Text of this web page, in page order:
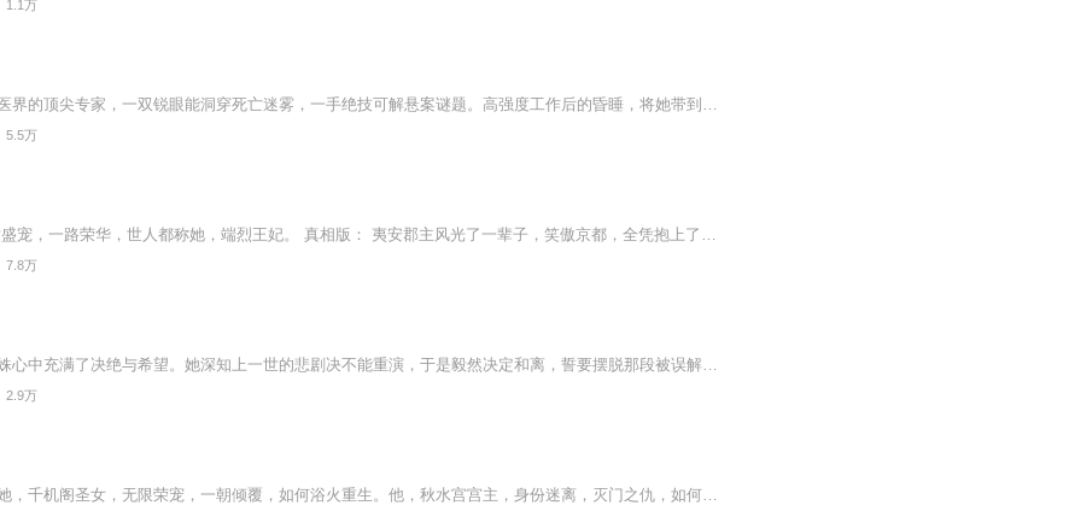
1.1万
她曾是现代法医界的顶尖专家，一双锐眼能洞穿死亡迷雾，一手绝技可解悬案谜题。高强度工作后的昏睡，将她带到一个陌生的时空。她收起解剖器具，执起银针，以现代医术救死扶伤。直到那日，她执刀剖开难产妇人的腹部，救下奄奄一息的婴孩。命运却在此时露出...
5.5万
正剧版： 一世盛宠，一路荣华，世人都称她，端烈王妃。 真相版： 夷安郡主风光了一辈子，笑傲京都，全凭抱上了皇帝的粗大腿 可怜一朝病死，再睁眼，成了侯府嫡女 却是个被欺负的小可怜儿 正举目四望，犹豫要不要继续兴风作浪时 一只金大腿默默地，诚恳地伸...
7.8万
一朝重生，云姝心中充满了决绝与希望。她深知上一世的悲剧决不能重演，于是毅然决定和离，誓要摆脱那段被误解与牺牲的过往。虐渣、复仇、和离，每一项都将成为她重获自由的必经之路。在智斗与心机的交织中，云姝逐渐揭开了一个个惊人的真相。而当一切尘埃...
2.9万
【内容简介】她，千机阁圣女，无限荣宠，一朝倾覆，如何浴火重生。他，秋水宫宫主，身份迷离，灭门之仇，如何步步为营。【作者/主播】作者：谢司令主播：冬雪享听【购买须知】1、本作品为付费有声书，前120集为免费试听，购买成功后，即可收听，可下载重复...